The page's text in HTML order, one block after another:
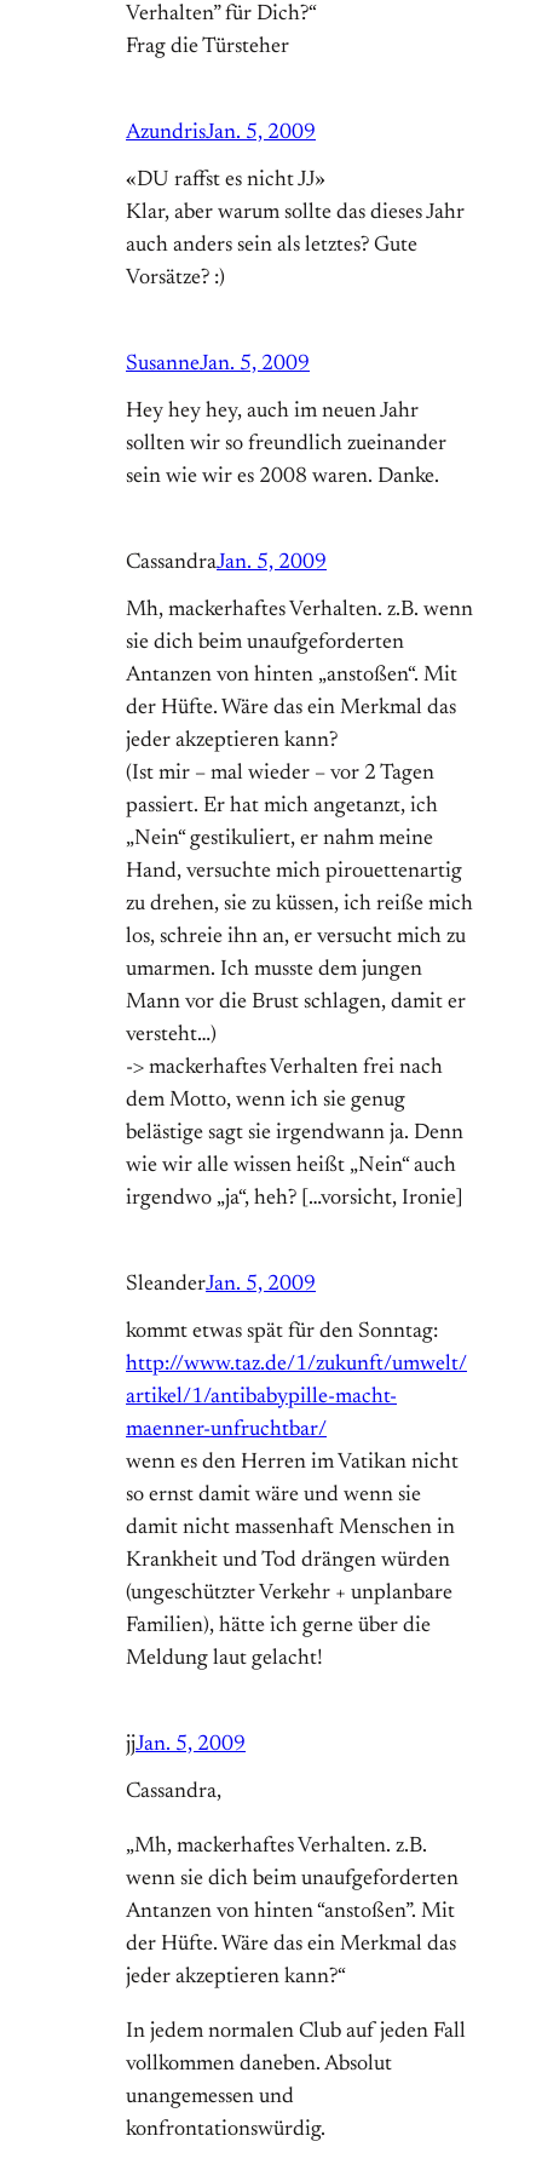
Verhalten” für Dich?“
Frag die Türsteher
AzundrisJan. 5, 2009
«DU raffst es nicht JJ»
Klar, aber warum sollte das dieses Jahr
auch anders sein als letztes? Gute
Vorsätze? :)
SusanneJan. 5, 2009
Hey hey hey, auch im neuen Jahr
sollten wir so freundlich zueinander
sein wie wir es 2008 waren. Danke.
CassandraJan. 5, 2009
Mh, mackerhaftes Verhalten. z.B. wenn
sie dich beim unaufgeforderten
Antanzen von hinten „anstoßen“. Mit
der Hüfte. Wäre das ein Merkmal das
jeder akzeptieren kann?
(Ist mir – mal wieder – vor 2 Tagen
passiert. Er hat mich angetanzt, ich
„Nein“ gestikuliert, er nahm meine
Hand, versuchte mich pirouettenartig
zu drehen, sie zu küssen, ich reiße mich
los, schreie ihn an, er versucht mich zu
umarmen. Ich musste dem jungen
Mann vor die Brust schlagen, damit er
versteht…)
-> mackerhaftes Verhalten frei nach
dem Motto, wenn ich sie genug
belästige sagt sie irgendwann ja. Denn
wie wir alle wissen heißt „Nein“ auch
irgendwo „ja“, heh? […vorsicht, Ironie]
SleanderJan. 5, 2009
kommt etwas spät für den Sonntag:
http://www.taz.de/1/zukunft/umwelt/
artikel/1/antibabypille-macht-
maenner-unfruchtbar/
wenn es den Herren im Vatikan nicht
so ernst damit wäre und wenn sie
damit nicht massenhaft Menschen in
Krankheit und Tod drängen würden
(ungeschützter Verkehr + unplanbare
Familien), hätte ich gerne über die
Meldung laut gelacht!
jjJan. 5, 2009
Cassandra,
„Mh, mackerhaftes Verhalten. z.B.
wenn sie dich beim unaufgeforderten
Antanzen von hinten “anstoßen”. Mit
der Hüfte. Wäre das ein Merkmal das
jeder akzeptieren kann?“
In jedem normalen Club auf jeden Fall
vollkommen daneben. Absolut
unangemessen und
konfrontationswürdig.